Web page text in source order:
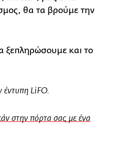
θα τα βρούμε την
ξεπληρώσουμε και το
έντυπη LiFO.
στην πόρτα σας με ένα